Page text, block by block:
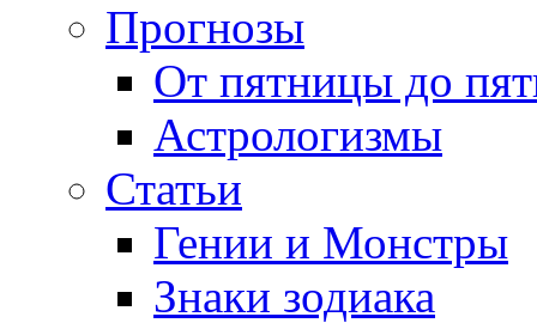
Прогнозы
От пятницы до
Астрологизмы
Статьи
Гении и Монстры
Знаки зодиака